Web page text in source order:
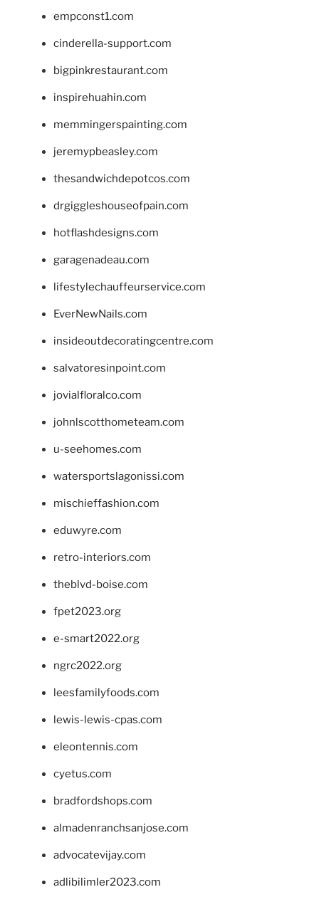
empconst1.com
cinderella-support.com
bigpinkrestaurant.com
inspirehuahin.com
memmingerspainting.com
jeremypbeasley.com
thesandwichdepotcos.com
drgiggleshouseofpain.com
hotflashdesigns.com
garagenadeau.com
lifestylechauffeurservice.com
EverNewNails.com
insideoutdecoratingcentre.com
salvatoresinpoint.com
jovialfloralco.com
johnlscotthometeam.com
u-seehomes.com
watersportslagonissi.com
mischieffashion.com
eduwyre.com
retro-interiors.com
theblvd-boise.com
fpet2023.org
e-smart2022.org
ngrc2022.org
leesfamilyfoods.com
lewis-lewis-cpas.com
eleontennis.com
cyetus.com
bradfordshops.com
almadenranchsanjose.com
advocatevijay.com
adlibilimler2023.com